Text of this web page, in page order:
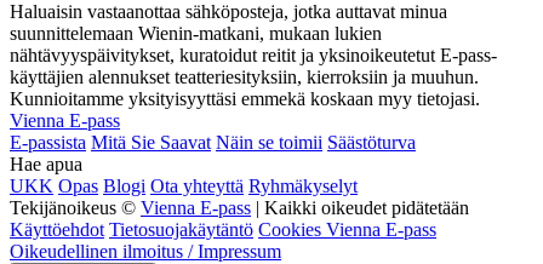
Haluaisin vastaanottaa sähköposteja, jotka auttavat minua
suunnittelemaan Wienin-matkani, mukaan lukien
nähtävyyspäivitykset, kuratoidut reitit ja yksinoikeutetut E-pass-
käyttäjien alennukset teatteriesityksiin, kierroksiin ja muuhun.
Kunnioitamme yksityisyyttäsi emmekä koskaan myy tietojasi.
Vienna E-pass
E-passista Mitä Sie Saavat Näin se toimii Säästöturva
Hae apua
UKK Opas Blogi Ota yhteyttä Ryhmäkyselyt
Tekijänoikeus © Vienna E-pass | Kaikki oikeudet pidätetään
Käyttöehdot Tietosuojakäytäntö Cookies Vienna E-pass
Oikeudellinen ilmoitus / Impressum